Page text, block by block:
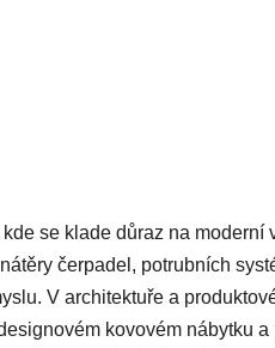
se klade důraz na moderní
čerpadel, potrubních
V architektuře a
kovovém nábytku a